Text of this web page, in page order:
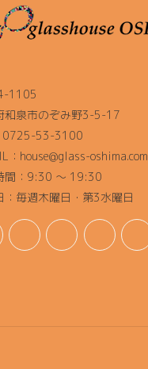
1105
和泉市のぞみ野3-5-17
0725-53-3100
：house@glass-oshima.com
間：9:30 ～ 19:30
：毎週木曜日・第3水曜日